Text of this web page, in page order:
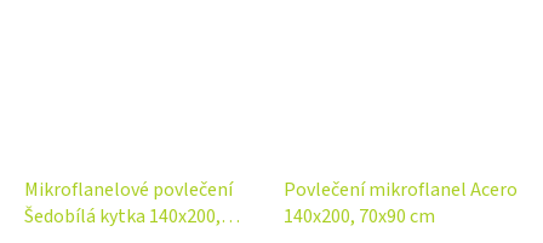
Mikroflanelové povlečení
Šedobílá kytka 140x200,
Povlečení mikroflanel Acero
140x200, 70x90 cm